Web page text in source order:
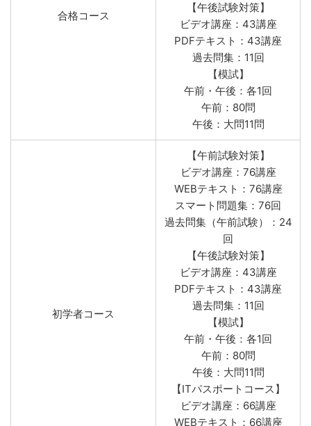
合格コース
【午後試験対策】
ビデオ講座：43講座
PDFテキスト：43講座
過去問集：11回
【模試】
午前・午後：各1回
午前：80問
午後：大問11問
初学者コース
【午前試験対策】
ビデオ講座：76講座
WEBテキスト：76講座
スマート問題集：76回
過去問集（午前試験）：24
回
【午後試験対策】
ビデオ講座：43講座
PDFテキスト：43講座
過去問集：11回
【模試】
午前・午後：各1回
午前：80問
午後：大問11問
【ITパスポートコース】
ビデオ講座：66講座
WEBテキスト：66講座